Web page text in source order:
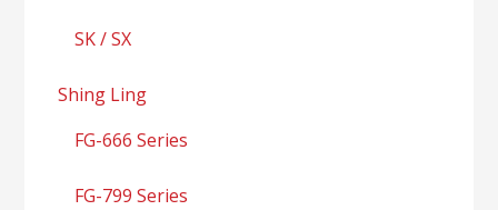
SK / SX
Shing Ling
FG-666 Series
FG-799 Series